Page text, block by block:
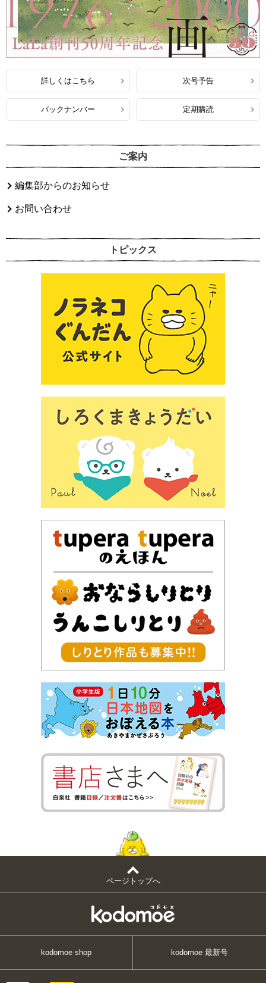
詳しくはこちら 次号予告
バックナンバー 定期購読
ご案内
編集部からのお知らせ
お問い合わせ
トピックス
ページトップへ
kodomoe shop kodomoe 最新号